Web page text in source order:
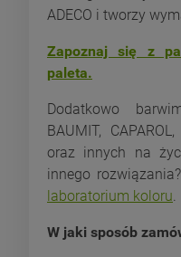
ADECO i tworzy
Zapoznaj się z
paleta.
Dodatkowo
BAUMIT,
oraz innych na
innego
laboratorium koloru.
W jaki sposób